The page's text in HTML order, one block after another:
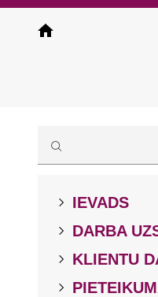
Pārlekt
IEVADS
DARBA
KLIENTU